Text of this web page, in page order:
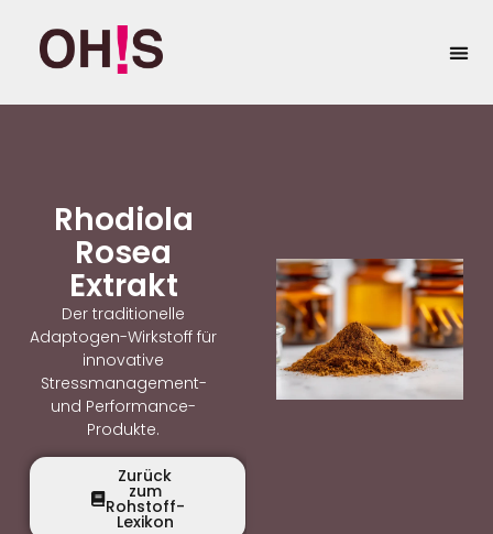
springen
Rhodiola
Rosea
Extrakt
Der traditionelle
Adaptogen-Wirkstoff für
innovative
Stressmanagement-
und Performance-
Produkte.
Zurück
zum
Rohstoff-
Lexikon